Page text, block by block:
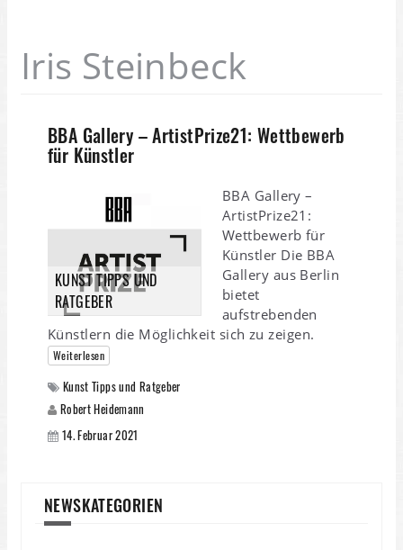
Iris Steinbeck
BBA Gallery – ArtistPrize21: Wettbewerb
für Künstler
KUNST TIPPS UND
RATGEBER
BBA Gallery –
ArtistPrize21:
Wettbewerb für
Künstler Die BBA
Gallery aus Berlin
bietet
aufstrebenden
Künstlern die Möglichkeit sich zu zeigen.
Weiterlesen
Kunst Tipps und Ratgeber
Robert Heidemann
14. Februar 2021
NEWSKATEGORIEN